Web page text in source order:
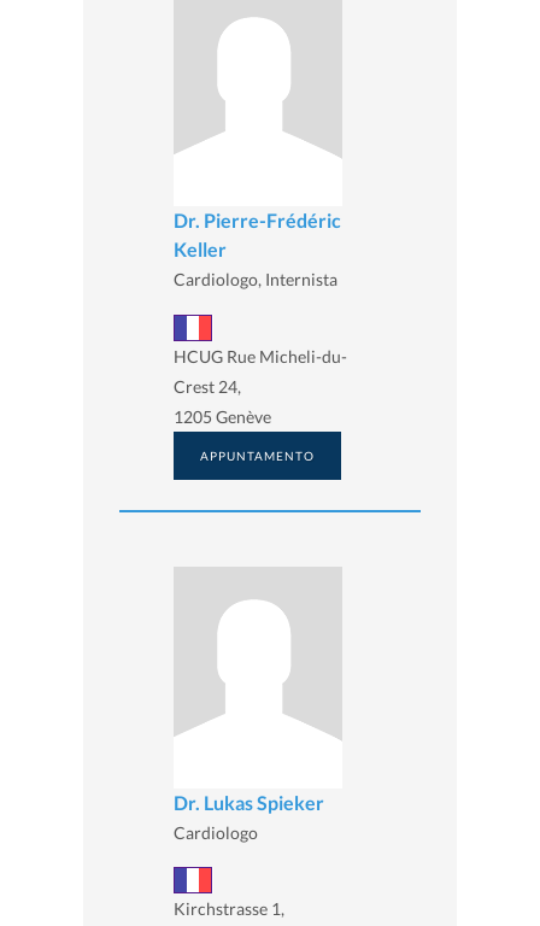
Dr. Pierre-Frédéric
Keller
Cardiologo, Internista
HCUG Rue Micheli-du-
Crest 24,
1205 Genève
APPUNTAMENTO
Dr. Lukas Spieker
Cardiologo
Kirchstrasse 1,